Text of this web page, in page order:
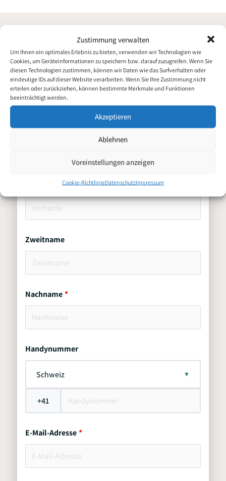
Zustimmung verwalten
Um Ihnen ein optimales Erlebnis zu bieten, verwenden wir Technologien wie
Cookies, um Geräteinformationen zu speichern bzw. darauf zuzugreifen. Wenn Sie
diesen Technologien zustimmen, können wir Daten wie das Surfverhalten oder
eindeutige IDs auf dieser Website verarbeiten. Wenn Sie Ihre Zustimmung nicht
erteilen oder zurückziehen, können bestimmte Merkmale und Funktionen
beeinträchtigt werden.
Akzeptieren
Ablehnen
Voreinstellungen anzeigen
Cookie-RichtlinieDatenschutzImpressum
Bewerbung fürServicetechniker
Haushaltsgeräte (m/w/d)
Persönliche Daten
Zweitname
Nachname
Handynummer
Schweiz
+41
E-Mail-Adresse